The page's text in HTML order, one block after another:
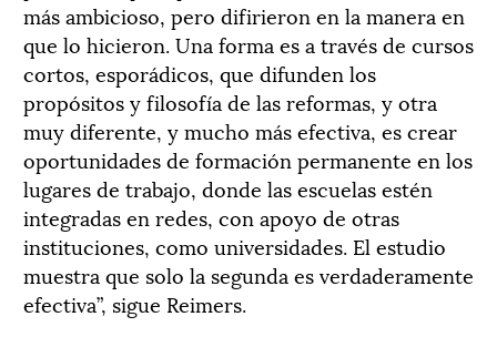
más ambicioso, pero difirieron en la manera en
que lo hicieron. Una forma es a través de cursos
cortos, esporádicos, que difunden los
propósitos y filosofía de las reformas, y otra
muy diferente, y mucho más efectiva, es crear
oportunidades de formación permanente en los
lugares de trabajo, donde las escuelas estén
integradas en redes, con apoyo de otras
instituciones, como universidades. El estudio
muestra que solo la segunda es verdaderamente
efectiva”, sigue Reimers.